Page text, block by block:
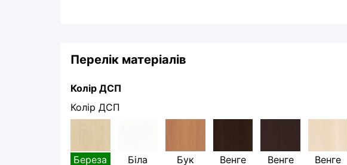
Перелік матеріалів
Колір ДСП
Колір ДСП
Береза
Біла Бук Венге
Венге
Венге